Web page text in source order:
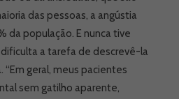
das pessoas, a angústia
da população. E nunca tive
a tarefa de descrevê-la
“Em geral, meus pacientes
sem gatilho aparente,